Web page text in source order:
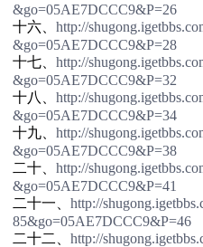
&go=05AE7DCCC9&P=26
十六、http://
&go=05AE7DCCC9&P=28
十七、http://
&go=05AE7DCCC9&P=32
十八、http://
&go=05AE7DCCC9&P=34
十九、http://
&go=05AE7DCCC9&P=38
二十、http://
&go=05AE7DCCC9&P=41
二十一、http://
85&go=05AE7DCCC9&P=46
二十二、http://